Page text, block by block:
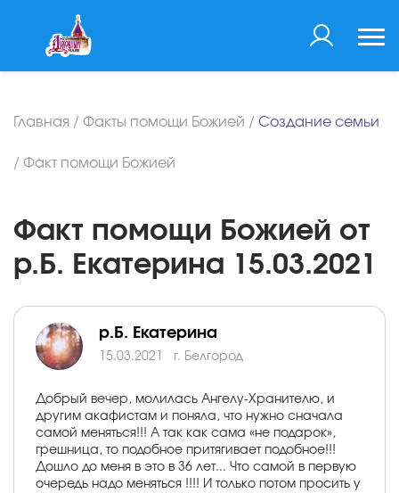
Главная / Факты помощи Божией / Создание семьи
/ Факт помощи Божией
Факт помощи Божией от
р.Б. Екатерина 15.03.2021
р.Б. Екатерина
15.03.2021 г. Белгород
Добрый вечер, молилась Ангелу-Хранителю, и
другим акафистам и поняла, что нужно сначала
самой меняться!!! А так как сама «не подарок»,
грешница, то подобное притягивает подобное!!!
Дошло до меня в это в 36 лет... Что самой в первую
очередь надо меняться !!!! И только потом просить у